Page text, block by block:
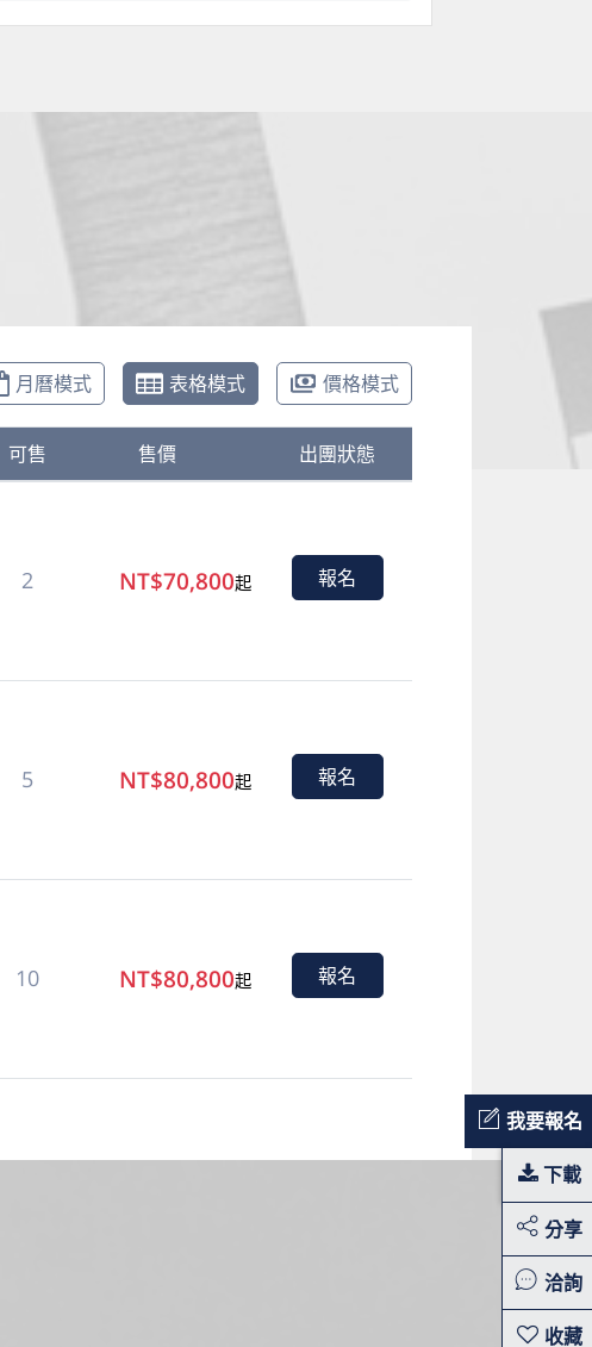
我要報名
下載
分享
洽詢
月曆模式 表格模式 價格模式
可售 售價 出團狀態
2 NT$70,800起 報名
5 NT$80,800起 報名
10 NT$80,800起 報名